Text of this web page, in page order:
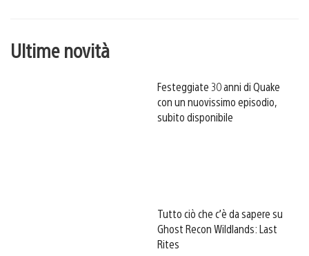
Ultime novità
Festeggiate 30 anni di Quake
con un nuovissimo episodio,
subito disponibile
Tutto ciò che c’è da sapere su
Ghost Recon Wildlands: Last
Rites